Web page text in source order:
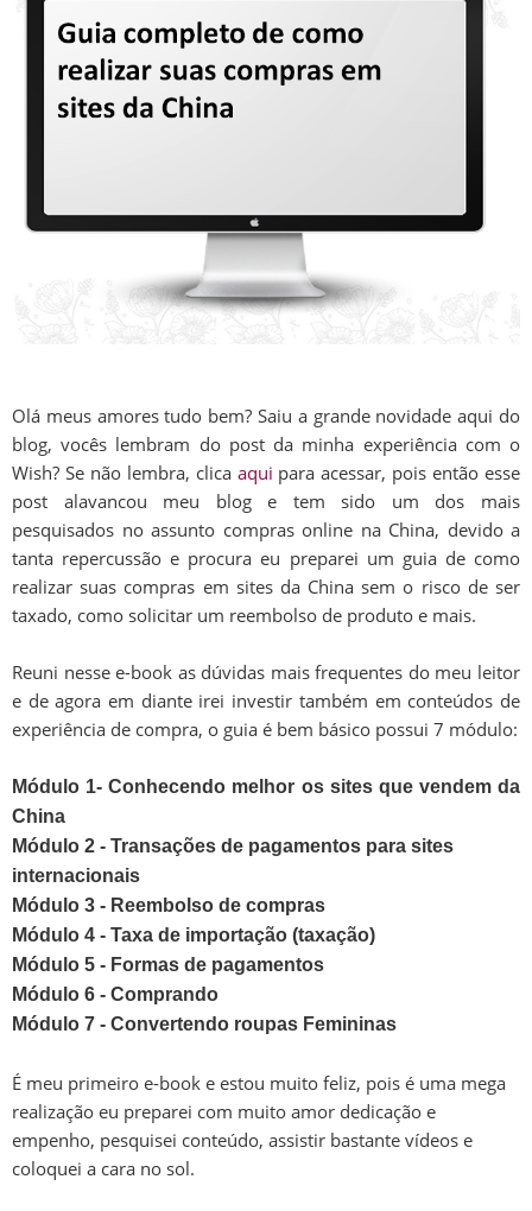
Olá meus amores tudo bem? Saiu a grande novidade aqui do
blog, vocês lembram do post da minha experiência com o
Wish? Se não lembra, clica aqui para acessar, pois então esse
post alavancou meu blog e tem sido um dos mais
pesquisados no assunto compras online na China, devido a
tanta repercussão e procura eu preparei um guia de como
realizar suas compras em sites da China sem o risco de ser
taxado, como solicitar um reembolso de produto e mais.
Reuni nesse e-book as dúvidas mais frequentes do meu leitor
e de agora em diante irei investir também em conteúdos de
experiência de compra, o guia é bem básico possui 7 módulo:
Módulo 1- Conhecendo melhor os sites que vendem da
China
Módulo 2 - Transações de pagamentos para sites
internacionais
Módulo 3 - Reembolso de compras
Módulo 4 - Taxa de importação (taxação)
Módulo 5 - Formas de pagamentos
Módulo 6 - Comprando
Módulo 7 - Convertendo roupas Femininas
É meu primeiro e-book e estou muito feliz, pois é uma mega
realização eu preparei com muito amor dedicação e
empenho, pesquisei conteúdo, assistir bastante vídeos e
coloquei a cara no sol.